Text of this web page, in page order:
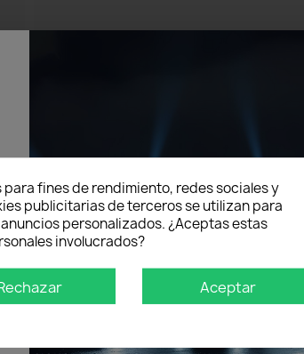
fines de rendimiento, redes sociales y
publicitarias de terceros se utilizan para
personalizados. ¿Aceptas estas
involucrados?
Aceptar